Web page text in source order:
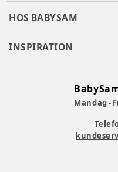
HOS BABYSAM
INSPIRATION
Mandag -